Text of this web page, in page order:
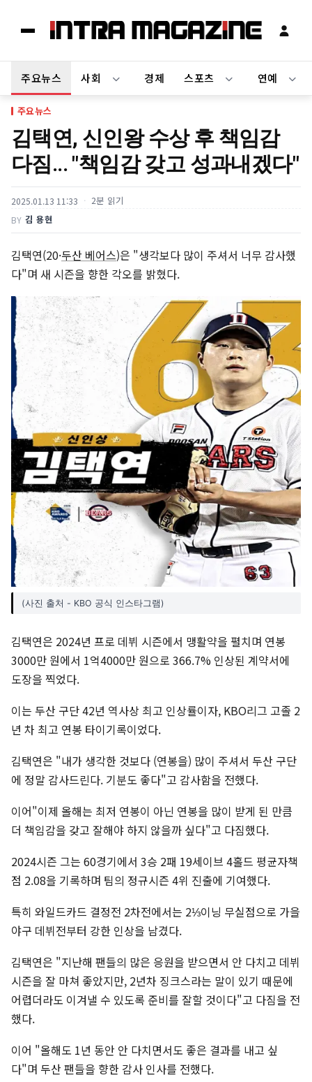
주요뉴스 사회 경제 스포츠 연예
주요뉴스
김택연, 신인왕 수상 후 책임감
다짐... "책임감 갖고 성과내겠다"
2025.01.13 11:33 2분 읽기
BY 김 용현
김택연(20·두산 베어스)은 "생각보다 많이 주셔서 너무 감사했
다"며 새 시즌을 향한 각오를 밝혔다.
(사진 출처 - KBO 공식 인스타그램)
김택연은 2024년 프로 데뷔 시즌에서 맹활약을 펼치며 연봉
3000만 원에서 1억4000만 원으로 366.7% 인상된 계약서에
도장을 찍었다.
이는 두산 구단 42년 역사상 최고 인상률이자, KBO리그 고졸 2
년 차 최고 연봉 타이기록이었다.
김택연은 "내가 생각한 것보다 (연봉을) 많이 주셔서 두산 구단
에 정말 감사드린다. 기분도 좋다"고 감사함을 전했다.
이어"이제 올해는 최저 연봉이 아닌 연봉을 많이 받게 된 만큼
더 책임감을 갖고 잘해야 하지 않을까 싶다"고 다짐했다.
2024시즌 그는 60경기에서 3승 2패 19세이브 4홀드 평균자책
점 2.08을 기록하며 팀의 정규시즌 4위 진출에 기여했다.
특히 와일드카드 결정전 2차전에서는 2⅓이닝 무실점으로 가을
야구 데뷔전부터 강한 인상을 남겼다.
김택연은 "지난해 팬들의 많은 응원을 받으면서 안 다치고 데뷔
시즌을 잘 마쳐 좋았지만, 2년차 징크스라는 말이 있기 때문에
어렵더라도 이겨낼 수 있도록 준비를 잘할 것이다"고 다짐을 전
했다.
이어 "올해도 1년 동안 안 다치면서도 좋은 결과를 내고 싶
다"며 두산 팬들을 향한 감사 인사를 전했다.